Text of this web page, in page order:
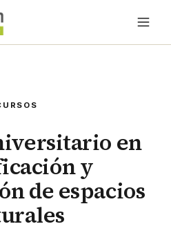
en
y
de espacios